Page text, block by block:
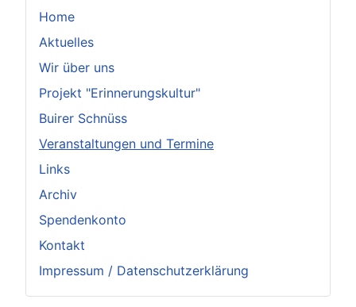
Home
Aktuelles
Wir über uns
Projekt "Erinnerungskultur"
Buirer Schnüss
Veranstaltungen und Termine
Links
Archiv
Spendenkonto
Kontakt
Impressum / Datenschutzerklärung